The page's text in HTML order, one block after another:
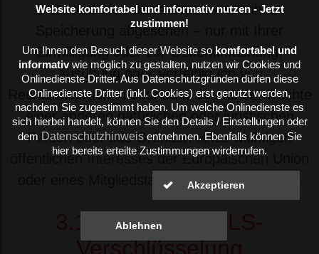
haben, dürfen diese Daten – von ihrer
Speicherung abgesehen – nur mit Ihrer
Einwilligung oder zur Geltendmachung,
Ausübung oder Verteidigung von
Rechtsansprüchen oder zum Schutz der Rechte
einer anderen natürlichen oder juristischen
Person oder aus Gründen eines wichtigen
öffentlichen Interesses der Europäischen Union
oder eines Mitgliedstaats verarbeitet werden.
SSL- bzw. TLS-
Verschlüsselung
Website komfortabel und informativ nutzen - Jetzt
zustimmen!
Um Ihnen den Besuch dieser Website so komfortabel und
informativwie möglich zu gestalten, nutzen wir Cookies und
Onlinedienste Dritter. Aus Datenschutzgründen dürfen diese
Onlinedienste Dritter (inkl. Cookies) erst genutzt werden,
nachdem Sie zugestimmt haben. Um welche Onlinedienste es
sich hierbei handelt, können Sie den Details / Einstellungen oder
dem Datenschutzhinweisentnehmen. Ebenfalls können Sie
hier bereits erteilte Zustimmungen wirderrufen.